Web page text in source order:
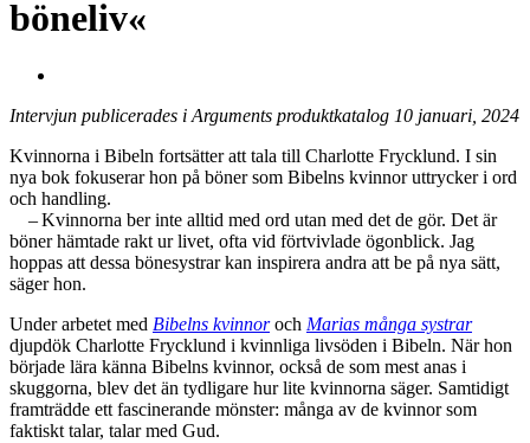
böneliv«
Intervjun publicerades i Arguments produktkatalog 10 januari, 2024
Kvinnorna i Bibeln fortsätter att tala till Charlotte Frycklund. I sin
nya bok fokuserar hon på böner som Bibelns kvinnor uttrycker i ord
och handling.
– Kvinnorna ber inte alltid med ord utan med det de gör. Det är
böner hämtade rakt ur livet, ofta vid förtvivlade ögonblick. Jag
hoppas att dessa bönesystrar kan inspirera andra att be på nya sätt,
säger hon.
Under arbetet med Bibelns kvinnoroch Marias många systrar
djupdök Charlotte Fryck­lund i kvinnliga livsöden i Bibeln. När hon
började lära känna Bibelns kvinnor, också de som mest anas i
skuggorna, blev det än tydligare hur lite kvinnorna säger. Samtidigt
framträdde ett fascinerande mönster: många av de kvinnor som
faktiskt talar, talar med Gud.